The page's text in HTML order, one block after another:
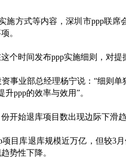
施方式等内容，深圳市ppp联
。
个时间发布ppp实施细则，对提
事业部总经理杨宁说： “细则单
ppp的效率与效用”。
开始退库项目数出现边际下滑趋
项目库退库规模近万亿，但较3
势性下降。